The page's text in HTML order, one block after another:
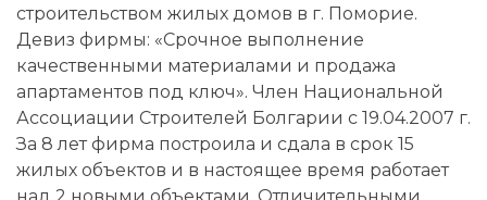
строительством жилых домов в г. Поморие.
Девиз фирмы: «Срочное выполнение
качественными материалами и продажа
апартаментов под ключ». Член Национальной
Ассоциации Строителей Болгарии с 19.04.2007 г.
За 8 лет фирма построила и сдала в срок 15
жилых объектов и в настоящее время работает